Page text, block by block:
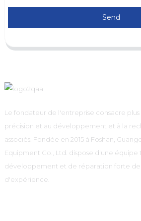
Send
Le fondateur de l'entreprise consacre plus
précision et au développement et à la
associés. Fondée en 2015 à Foshan,
Equipment Co., Ltd. dispose d'une
développement et de réparation forte de
d'expérience.